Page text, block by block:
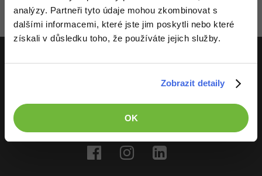
analýzy. Partneři tyto údaje mohou zkombinovat s
dalšími informacemi, které jste jim poskytli nebo které
získali v důsledku toho, že používáte jejich služby.
Zobrazit detaily
OK
Copywriter
Algoritmy -41%
Více
Fórum
Time management
Sítě
Kybernetická bezpečnost
Elektronický podpis
Zatím nikdo nevložil komentář - buď první!
Učíme národ IT